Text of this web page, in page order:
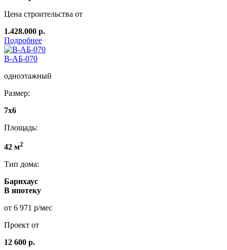
Цена строительства от
1.428.000 р.
Подробнее
В-АБ-070
одноэтажный
Размер:
7x6
Площадь:
42 м2
Тип дома:
Барнхаус
В ипотеку
от 6 971 р/мес
Проект от
12 600 р.